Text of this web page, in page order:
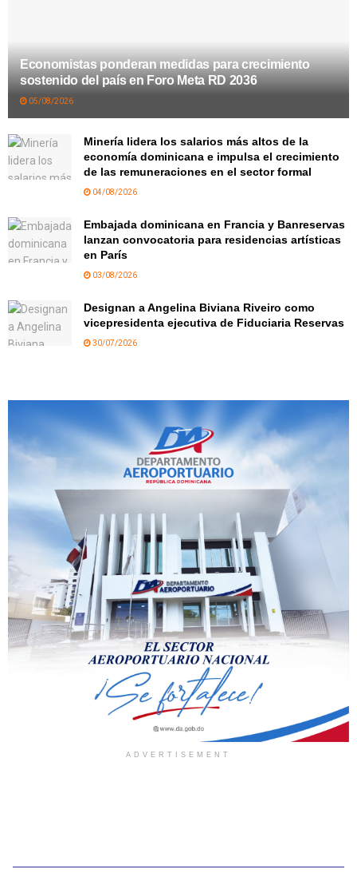
Economistas ponderan medidas para crecimiento
sostenido del país en Foro Meta RD 2036
05/08/2026
Minería lidera los salarios más altos de la
economía dominicana e impulsa el crecimiento
de las remuneraciones en el sector formal
04/08/2026
Embajada dominicana en Francia y Banreservas
lanzan convocatoria para residencias artísticas
en París
03/08/2026
Designan a Angelina Biviana Riveiro como
vicepresidenta ejecutiva de Fiduciaria Reservas
30/07/2026
ADVERTISEMENT